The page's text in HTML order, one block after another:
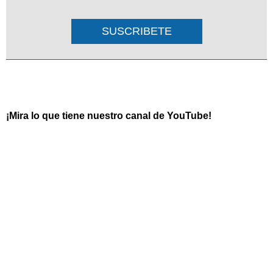
SUSCRIBETE
¡Mira lo que tiene nuestro canal de YouTube!